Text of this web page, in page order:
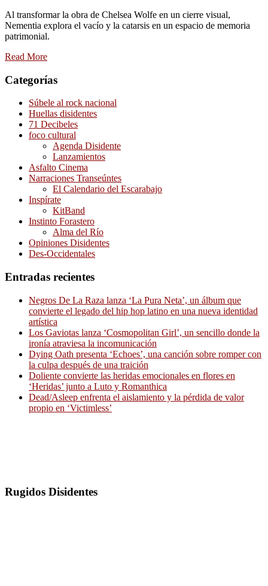
Al transformar la obra de Chelsea Wolfe en un cierre visual,
Nementia explora el vacío y la catarsis en un espacio de memoria
patrimonial.
Read More
Categorías
Súbele al rock nacional
Huellas disidentes
71 Decibeles
foco cultural
Agenda Disidente
Lanzamientos
Asfalto Cinema
Narraciones Transeúntes
El Calendario del Escarabajo
Inspírate
KitBand
Instinto Forastero
Alma del Río
Opiniones Disidentes
Des-Occidentales
Entradas recientes
Negros De La Raza lanza ‘La Pura Neta’, un álbum que
convierte el legado del hip hop latino en una nueva identidad
artística
Los Gaviotas lanza ‘Cosmopolitan Girl’, un sencillo donde la
ironía atraviesa la incomunicación
Dying Oath presenta ‘Echoes’, una canción sobre romper con
la culpa después de una traición
Doliente convierte las heridas emocionales en flores en
‘Heridas’ junto a Luto y Romanthica
Dead/Asleep enfrenta el aislamiento y la pérdida de valor
propio en ‘Victimless’
Rugidos Disidentes